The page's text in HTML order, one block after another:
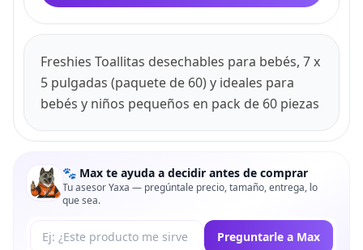
Freshies Toallitas desechables para bebés, 7 x
5 pulgadas (paquete de 60) y ideales para
bebés y niños pequeños en pack de 60 piezas
🐾 Max te ayuda a decidir antes de comprar
Tu asesor Yaxa — pregúntale precio, tamaño, entrega, lo
que sea.
Tu pregunta a Max Preguntarle a Max